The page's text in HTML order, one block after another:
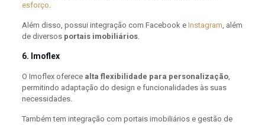
esforço.
Além disso, possui integração com Facebook eInstagram, além
de diversos portais imobiliários.
6. Imoflex
O Imoflex oferece alta flexibilidade para personalização,
permitindo adaptação do design e funcionalidades às suas
necessidades.
Também tem integração com portais imobiliários e gestão de